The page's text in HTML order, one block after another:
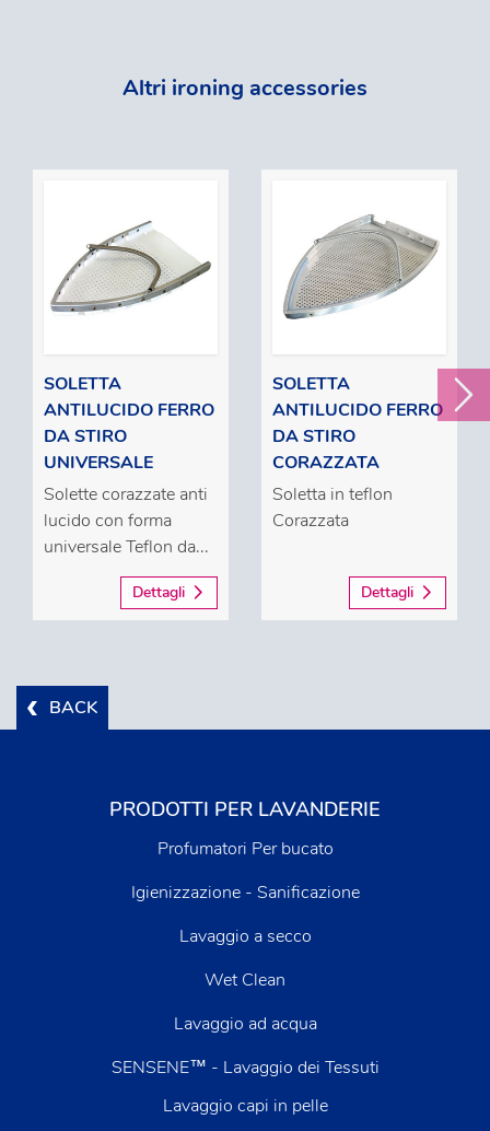
Altri ironing accessories
SOLETTA
ANTILUCIDO FERRO
DA STIRO
UNIVERSALE
Solette corazzate anti
lucido con forma
universale Teflon da...
Dettagli
SOLETTA
ANTILUCIDO FERRO
DA STIRO
CORAZZATA
Soletta in teflon
Corazzata
Dettagli
BACK
PRODOTTI PER LAVANDERIE
Profumatori Per bucato
Igienizzazione - Sanificazione
Lavaggio a secco
Wet Clean
Lavaggio ad acqua
SENSENE™ - Lavaggio dei Tessuti
Lavaggio capi in pelle